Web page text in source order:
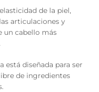
de la piel,
articulaciones y
un cabello más
está diseñada para ser
de ingredientes